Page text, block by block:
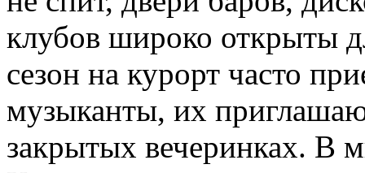
клубов широко открыты
сезон на курорт часто
музыканты, их
закрытых вечеринках. В